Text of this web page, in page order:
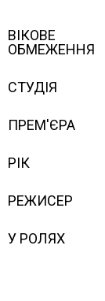
ВІКОВЕ
ОБМЕЖЕННЯ
СТУДІЯ
ПРЕМ'ЄРА
РІК
РЕЖИСЕР
У РОЛЯХ